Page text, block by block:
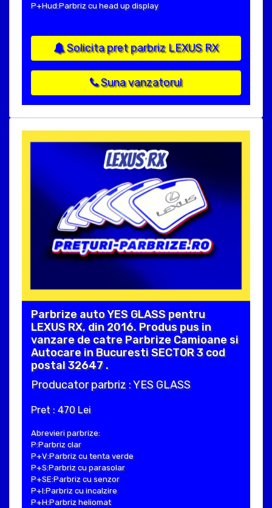
P+Hud:Parbriz cu head up display
Solicita pret parbriz LEXUS RX
Suna vanzatorul
Parbrize auto YES GLASS pentru
LEXUS RX, din 2016. Produs pus in
vanzare de catre Parbrize Camioane si
Autocare in Bucuresti SECTOR 3 cod
postal 32647 .
Producator parbriz : YES GLASS
Pret : 470 Lei
Abrevieri parbrize:
P:Parbriz clar
P+V:Parbriz cu tenta verde
P+S:Parbriz cu parasolar
P+SE:Parbriz cu senzor
P+I:Parbriz cu incalzire
P+H:Parbriz heliomat